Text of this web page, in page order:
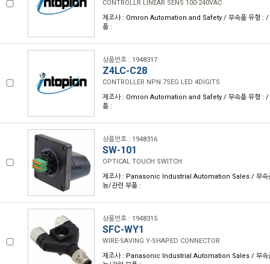
CONTROLLR LINEAR SENS 100-240VAC
제조사 : Omron Automation and Safety / 부속품 유형 : /
품 :
상품번호 : 1948317
Z4LC-C28
CONTROLLER NPN 7SEG LED 4DIGITS
제조사 : Omron Automation and Safety / 부속품 유형 : /
품 :
상품번호 : 1948316
SW-101
OPTICAL TOUCH SWITCH
제조사 : Panasonic Industrial Automation Sales / 부속
능/관련 부품 :
상품번호 : 1948315
SFC-WY1
WIRE-SAVING Y-SHAPED CONNECTOR
제조사 : Panasonic Industrial Automation Sales / 부속